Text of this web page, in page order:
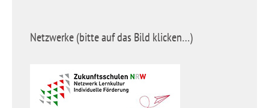
Netzwerke (bitte auf das Bild klicken…)